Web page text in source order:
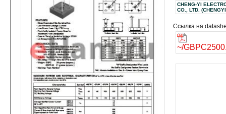
CHENG-YI
CO., LTD.
Ссылка на
~/